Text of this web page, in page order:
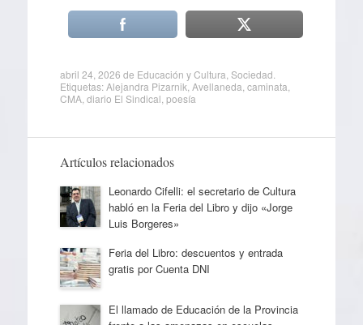
abril 24, 2026 de Educación y Cultura Sociedad
Etiquetas:Alejandra Pizarnik Avellaneda caminata
CMA, diario El Sindical poesía
Artículos relacionados
Leonardo Cifelli: el secretario de Cultura
habló en la Feria del Libro y dijo «Jorge
Luis Borgeres»
Feria del Libro: descuentos y entrada
gratis por Cuenta DNI
El llamado de Educación de la Provincia